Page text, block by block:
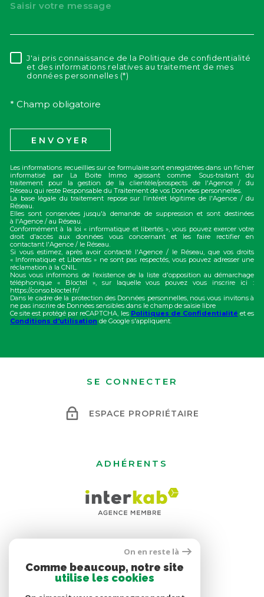
RÈGLEMENTATION
J'ai pris connaissance de la Politique de confidentialité
et des informations relatives au traitement de mes
données personnelles (*)
* Champ obligatoire
ENVOYER
Les informations recueillies sur ce formulaire sont enregistrées dans un fichier
informatisé par La Boite Immo agissant comme Sous-traitant du
traitement pour la gestion de la clientèle/prospects de l'Agence / du
Réseau qui reste Responsable du Traitement de vos Données personnelles.
La base légale du traitement repose sur l’intérêt légitime de l'Agence / du
Réseau.
Elles sont conservées jusqu'à demande de suppression et sont destinées
à l'Agence / au Réseau.
Conformément à la loi « informatique et libertés », vous pouvez exercer votre
droit d'accès aux données vous concernant et les faire rectifier en
contactant l'Agence / le Réseau.
Si vous estimez, après avoir contacté l'Agence / le Réseau, que vos droits
« Informatique et Libertés » ne sont pas respectés, vous pouvez adresser une
réclamation à la CNIL.
Nous vous informons de l’existence de la liste d'opposition au démarchage
téléphonique « Bloctel », sur laquelle vous pouvez vous inscrire ici :
https://conso.bloctel.fr/
Dans le cadre de la protection des Données personnelles, nous vous invitons à
ne pas inscrire de Données sensibles dans le champ de saisie libre
Ce site est protégé par reCAPTCHA, les Politiques de Confidentialité et es
Conditions d'utilisation de Google s'appliquent.
SE CONNECTER
ESPACE PROPRIÉTAIRE
ADHÉRENTS
On en reste là
Comme beaucoup, notre site
utilise les cookies